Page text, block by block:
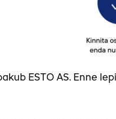
ESTO AS. Enne